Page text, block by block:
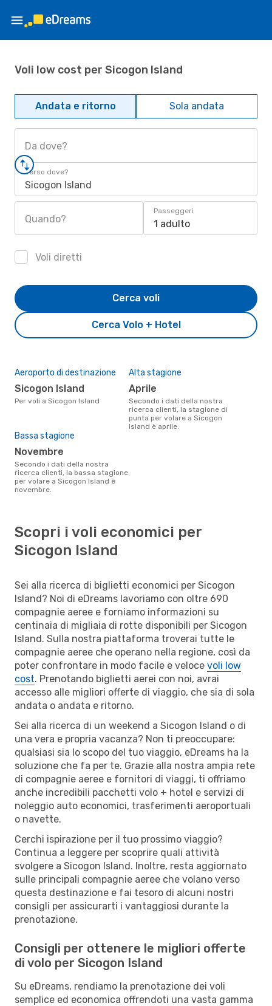
Voli low cost per Sicogon Island
Andata e ritorno Sola andata
Da dove?
Verso dove?
Sicogon Island
Quando?
Passeggeri
1 adulto
Voli diretti
Cerca Volo + Hotel
Cerca voli
Aeroporto di destinazione
Sicogon Island
Per voli a Sicogon Island
Alta stagione
aprile
Secondo i dati della nostra
ricerca clienti, la stagione di
punta per volare a Sicogon
Island è aprile.
Bassa stagione
novembre
Secondo i dati della nostra
ricerca clienti, la bassa stagione
per volare a Sicogon Island è
novembre.
Scopri i voli economici per
Sicogon Island
Sei alla ricerca di biglietti economici per Sicogon
Island? Noi di eDreams lavoriamo con oltre 690
compagnie aeree e forniamo informazioni su
centinaia di migliaia di rotte disponibili per Sicogon
Island. Sulla nostra piattaforma troverai tutte le
compagnie aeree che operano nella regione, così da
poter confrontare in modo facile e veloce voli low
cost. Prenotando biglietti aerei con noi, avrai
accesso alle migliori offerte di viaggio, che sia di sola
andata o andata e ritorno.
Sei alla ricerca di un weekend a Sicogon Island o di
una vera e propria vacanza? Non ti preoccupare:
qualsiasi sia lo scopo del tuo viaggio, eDreams ha la
soluzione che fa per te. Grazie alla nostra ampia rete
di compagnie aeree e fornitori di viaggi, ti offriamo
anche incredibili pacchetti volo + hotel e servizi di
noleggio auto economici, trasferimenti aeroportuali
o navette.
Cerchi ispirazione per il tuo prossimo viaggio?
Continua a leggere per scoprire quali attività
svolgere a Sicogon Island. Inoltre, resta aggiornato
sulle principali compagnie aeree che volano verso
questa destinazione e fai tesoro di alcuni nostri
consigli per assicurarti i vantaggiosi durante la
prenotazione.
Consigli per ottenere le migliori offerte
di volo per Sicogon Island
Su eDreams, rendiamo la prenotazione dei voli
semplice ed economica offrendoti una vasta gamma